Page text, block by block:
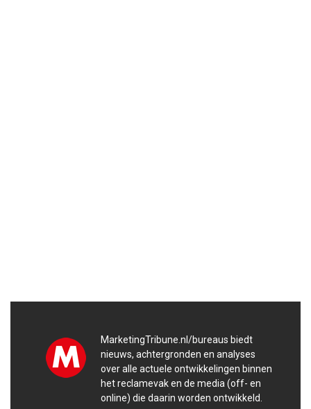
MarketingTribune.nl/bureaus biedt
nieuws, achtergronden en analyses
over alle actuele ontwikkelingen binnen
het reclamevak en de media (off- en
online) die daarin worden ontwikkeld.